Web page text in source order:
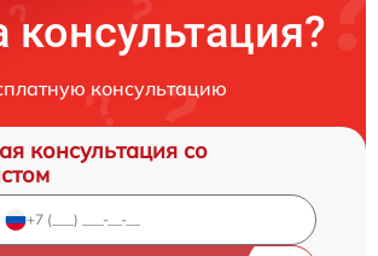
консультацию
консультация со